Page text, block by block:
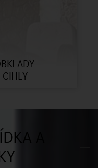
CIHLY
A